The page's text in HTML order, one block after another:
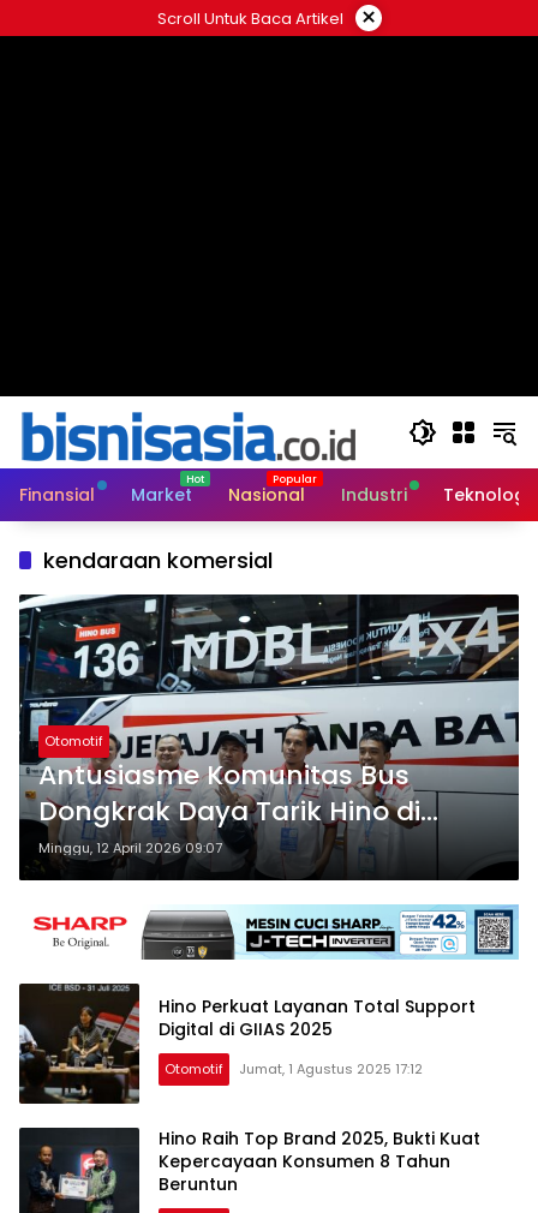
ke
Scroll Untuk Baca Artikel ×
Finansial Market Nasional Industri Teknologi
kendaraan komersial
Otomotif
Antusiasme Komunitas Bus
Dongkrak Daya Tarik Hino di
GIICOMVEC 2026
Minggu, 12 April 2026 09:07
Hino Perkuat Layanan Total Support
Digital di GIIAS 2025
Otomotif Jumat, 1 Agustus 2025 17:12
Hino Raih Top Brand 2025, Bukti Kuat
Kepercayaan Konsumen 8 Tahun
Beruntun